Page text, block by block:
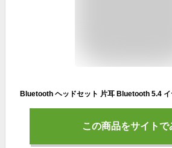
この商品をサイトで